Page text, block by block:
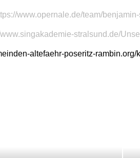
www.opernale.de/team/
www.singakademie-stralsund.de/
altefaehr-poseritz-